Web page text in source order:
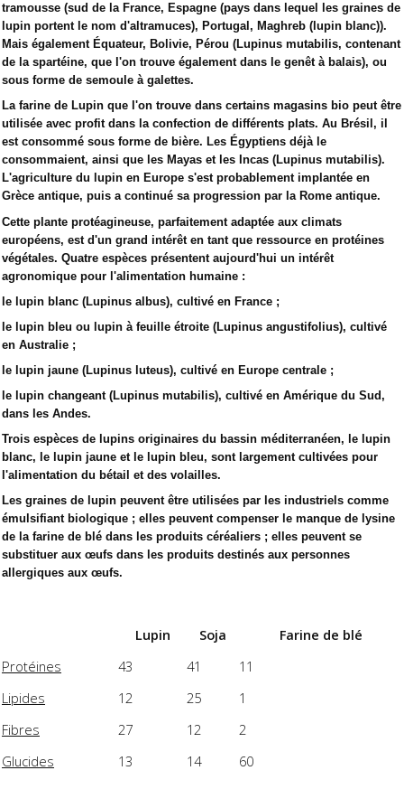
tramousse (sud de la France, Espagne (pays dans lequel les graines de
lupin portent le nom d'altramuces), Portugal, Maghreb (lupin blanc)).
Mais également Équateur, Bolivie, Pérou (Lupinus mutabilis, contenant
de la spartéine, que l'on trouve également dans le genêt à balais), ou
sous forme de semoule à galettes.
La farine de Lupin que l'on trouve dans certains magasins bio peut être
utilisée avec profit dans la confection de différents plats. Au Brésil, il
est consommé sous forme de bière. Les Égyptiens déjà le
consommaient, ainsi que les Mayas et les Incas (Lupinus mutabilis).
L'agriculture du lupin en Europe s'est probablement implantée en
Grèce antique, puis a continué sa progression par la Rome antique.
Cette plante protéagineuse, parfaitement adaptée aux climats
européens, est d'un grand intérêt en tant que ressource en protéines
végétales. Quatre espèces présentent aujourd'hui un intérêt
agronomique pour l'alimentation humaine :
le lupin blanc (Lupinus albus), cultivé en France ;
le lupin bleu ou lupin à feuille étroite (Lupinus angustifolius), cultivé
en Australie ;
le lupin jaune (Lupinus luteus), cultivé en Europe centrale ;
le lupin changeant (Lupinus mutabilis), cultivé en Amérique du Sud,
dans les Andes.
Trois espèces de lupins originaires du bassin méditerranéen, le lupin
blanc, le lupin jaune et le lupin bleu, sont largement cultivées pour
l'alimentation du bétail et des volailles.
Les graines de lupin peuvent être utilisées par les industriels comme
émulsifiant biologique ; elles peuvent compenser le manque de lysine
de la farine de blé dans les produits céréaliers ; elles peuvent se
substituer aux œufs dans les produits destinés aux personnes
allergiques aux œufs.
Lupin Soja
Farine de blé
Protéines
43 41
11
Lipides
12 25
1
Fibres
27 12
2
Glucides
13 14 60